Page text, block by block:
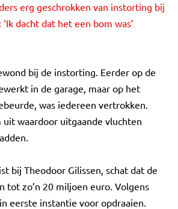
erg geschrokken van instorting bij
dacht dat het een bom was’
bij de instorting. Eerder op de
in de garage, maar op het
was iedereen vertrokken.
waardoor uitgaande vluchten
bij Theodoor Gilissen, schat dat de
tot zo’n 20 miljoen euro. Volgens
eerste instantie voor opdraaien.